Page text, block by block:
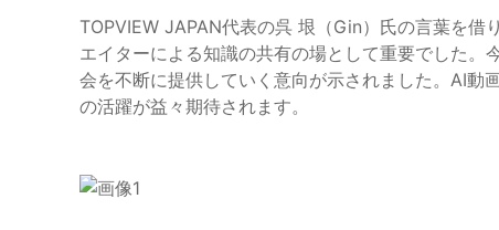
TOPVIEW JAPAN代表の呉 垠（Gin）氏の言葉を借
エイターによる知識の共有の場として重要でした
会を不断に提供していく意向が示されました。AI動
の活躍が益々期待されます。